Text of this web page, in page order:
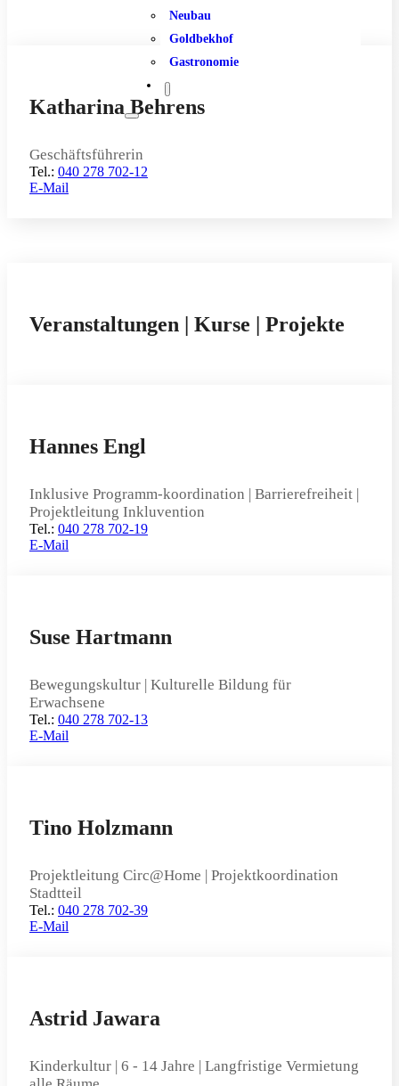
Neubau
Goldbekhof
Gastronomie
Katharina Behrens
Geschäftsführerin
Tel.: 040 278 702-12
E-Mail
Veranstaltun­gen | Kurse | Projekte
Hannes Engl
Inklusive Programm-koordination | Barrierefreiheit |
Projektleitung Inkluvention
Tel.: 040 278 702-19
E-Mail
Suse Hartmann
Bewegungskultur | Kulturelle Bildung für
Erwachsene
Tel.: 040 278 702-13
E-Mail
Tino Holzmann
Projektleitung Circ@Home | Projektkoordination
Stadtteil
Tel.: 040 278 702-39
E-Mail
Astrid Jawara
Kinderkultur | 6 - 14 Jahre | Langfristige Vermietung